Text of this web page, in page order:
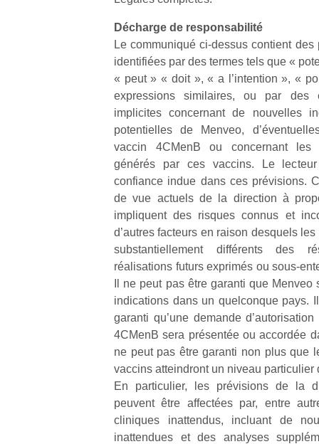
Décharge de responsabilité
Le communiqué ci-dessus contient
identifiées par des termes tels que «
« peut » « doit », « a l’intention », «
expressions similaires, ou par des
implicites concernant de nouvelles
potentielles de Menveo,
vaccin 4CMenB ou concernant les
générés par ces vaccins. Le
confiance indue dans ces prévisions.
de vue actuels de la direction à
impliquent des risques connus et
d’autres facteurs en raison desquels
substantiellement différents des
réalisations futurs exprimés ou sous-
Il ne peut pas être garanti que Menveo
indications dans un quelconque pays.
garanti qu’une demande
4CMenB sera présentée ou accordée
ne peut pas être garanti non plus que
vaccins atteindront un niveau particulier
En particulier, les prévisions de la
peuvent être affectées par, entre
cliniques inattendus, incluant de
inattendues et des analyses
ou
apprentissage…